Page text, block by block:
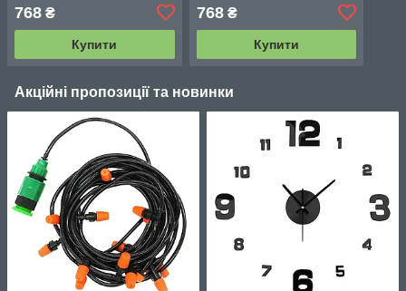
768 ₴
Купити
768₴
Купити
Акційні пропозиції та новинки